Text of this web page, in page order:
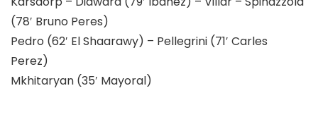
(78′ Bruno Peres)
Pedro (62′ El Shaarawy) – Pellegrini (71′ Carles
Perez)
Mkhitaryan (35′ Mayoral)